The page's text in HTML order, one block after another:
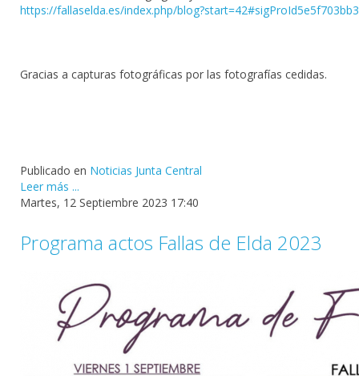
https://fallaselda.es/index.php/blog?start=42#sigProId5e5f703bb3
Gracias a capturas fotográficas por las fotografías cedidas.
Publicado en Noticias Junta Central
Leer más ...
Martes, 12 Septiembre 2023 17:40
Programa actos Fallas de Elda 2023